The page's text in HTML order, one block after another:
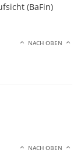
(BaFin)
NACH OBEN
NACH OBEN